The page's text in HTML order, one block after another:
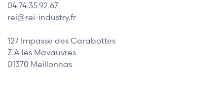
04.74.35.92.67
rei@rei-industry.fr
127 Impasse des Carabottes
Z.A les Mavauvres
01370 Meillonnas